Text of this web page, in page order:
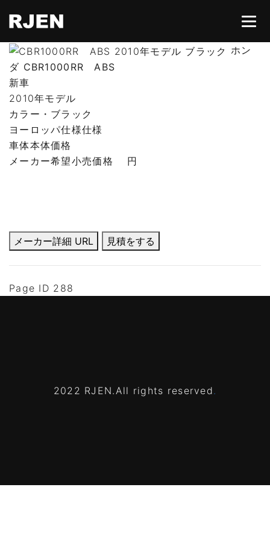
CONTACT
ホン
ダ CBR1000RR ABS
新車
2010年モデル
カラー・ブラック
ヨーロッパ仕様仕様
車体本体価格
メーカー希望小売価格
円
メーカー詳細 URL 見積をする
Page ID 288
2022 RJEN.All rights reserved.